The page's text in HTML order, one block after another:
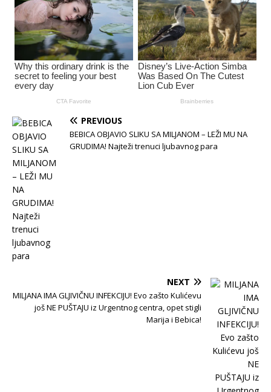
PREVIOUS
BEBICA OBJAVIO SLIKU SA MILJANOM – LEŽI MU NA
GRUDIMA! Najteži trenuci ljubavnog para
NEXT
MILJANA IMA GLJIVIČNU INFEKCIJU! Evo zašto Kulićevu
još NE PUŠTAJU iz Urgentnog centra, opet stigli
Marija i Bebica!